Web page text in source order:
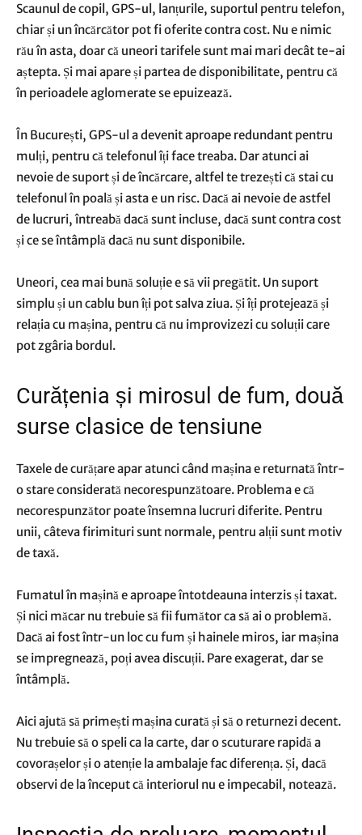
Scaunul de copil, GPS-ul, lanțurile, suportul pentru telefon,
chiar și un încărcător pot fi oferite contra cost. Nu e nimic
rău în asta, doar că uneori tarifele sunt mai mari decât te-ai
aștepta. Și mai apare și partea de disponibilitate, pentru că
în perioadele aglomerate se epuizează.
În București, GPS-ul a devenit aproape redundant pentru
mulți, pentru că telefonul îți face treaba. Dar atunci ai
nevoie de suport și de încărcare, altfel te trezești că stai cu
telefonul în poală și asta e un risc. Dacă ai nevoie de astfel
de lucruri, întreabă dacă sunt incluse, dacă sunt contra cost
și ce se întâmplă dacă nu sunt disponibile.
Uneori, cea mai bună soluție e să vii pregătit. Un suport
simplu și un cablu bun îți pot salva ziua. Și îți protejează și
relația cu mașina, pentru că nu improvizezi cu soluții care
pot zgâria bordul.
Curățenia și mirosul de fum, două
surse clasice de tensiune
Taxele de curățare apar atunci când mașina e returnată într-
o stare considerată necorespunzătoare. Problema e că
necorespunzător poate însemna lucruri diferite. Pentru
unii, câteva firimituri sunt normale, pentru alții sunt motiv
de taxă.
Fumatul în mașină e aproape întotdeauna interzis și taxat.
Și nici măcar nu trebuie să fii fumător ca să ai o problemă.
Dacă ai fost într-un loc cu fum și hainele miros, iar mașina
se impregnează, poți avea discuții. Pare exagerat, dar se
întâmplă.
Aici ajută să primești mașina curată și să o returnezi decent.
Nu trebuie să o speli ca la carte, dar o scuturare rapidă a
covorașelor și o atenție la ambalaje fac diferența. Și, dacă
observi de la început că interiorul nu e impecabil, notează.